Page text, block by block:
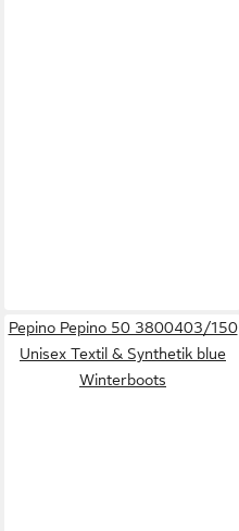
Pepino Pepino 50 3800403/150
Unisex Textil & Synthetik blue
Winterboots